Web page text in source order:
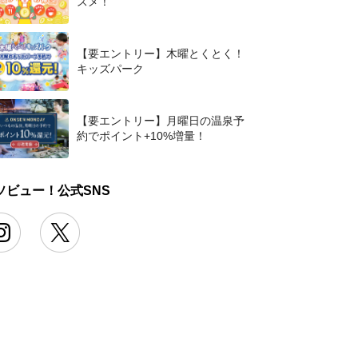
【要エントリー】木曜とくとく！
キッズパーク
【要エントリー】月曜日の温泉予
約でポイント+10%増量！
ビュー！公式SNS